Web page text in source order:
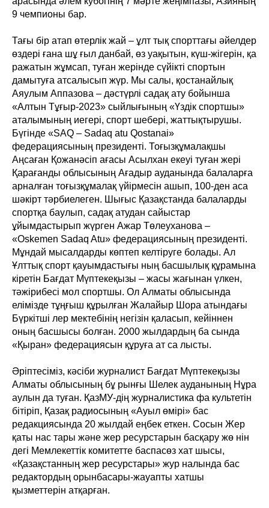
9 чемпионы бар.
Тағы бір атап өтерлік жай – ұлт тық спорттағы әйелдер
өздері ғана шұ ғыл данбай, өз уақытын, күш-жігерін, қа
ражатын жұмсап, туған жерінде сүйікті спортын
дамытуға атсалысып жүр. Мы салы, қостанайлық
Аяулым Аппазова – дәстүрлі садақ ату бойынша
«Алтын Тұғыр-2023» сыйлығының «Үздік спортшы»
аталымының иегері, спорт шебері, жаттықтырушы.
Бүгінде «SAQ – Sadaq atu Qostanai»
федерациясының президенті. Тоғызқұмалақшы
Аңсаған Қожанәсіп ағасы Асылхан екеуі туған жері
Қарағанды облысының Ағадыр ауданында балаларға
арналған тоғызқұмалақ үйірмесін ашып, 100-ден аса
шәкірт тәрбиелеген. Шығыс Қазақстанда балаларды
спортқа баулып, садақ атудан сайыстар
ұйымдастырып жүрген Ажар Төлеуханова –
«Oskemen Sadaq Atu» федерациясының президенті.
Мұндай мысалдарды көптеп келтіруге болады. Ал
Ұлттық спорт қауымдастығы ның басшылық құрамына
кіретін Бағдат Мүптекеқызы – жасы жағынан үлкен,
тәжірибесі мол спортшы. Ол Алматы облысында
елімізде тұңғыш құрылған Жалайыр Шора атындағы
Бүркітші лер мектебінің негізін қаласып, кейіннен
оның басшысы болған. 2000 жылдардың ба сында
«Қыран» федерациясын құруға ат са лысты.
Әріптесіміз, кәсіби журналист Бағдат Мүптекеқызы
Алматы облысының бұ рынғы Шелек ауданының Нұра
аулын да туған. ҚазМУ-дің журналистика фа культетін
бітіріп, Қазақ радиосының «Ауыл өмірі» бас
редакциясында 20 жылдай еңбек еткен. Сосын Жер
қаты нас тары және жер ресурстарын басқару жө нін
дегі Мемлекеттік комитетте баспасөз хат шысы,
«Қазақстанның жер ресурстары» жур налында бас
редактордың орынбасары-жауапты хатшы
қызметтерін атқарған.